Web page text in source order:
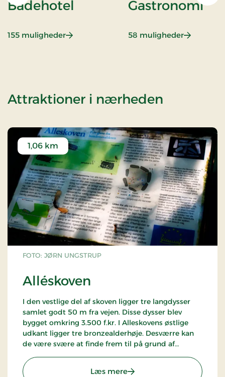
Badehotel
155 muligheder: Badehotel
Gastronomi
58 muligheder:
Attraktioner i nærheden
FOTO: JØRN UNGSTRUP
Alléskoven
1,06 km
I den vestlige del af skoven ligger tre langdysser
samlet godt 50 m fra vejen. Disse dysser blev
bygget omkring 3.500 f.kr. I Alleskovens østlige
udkant ligger tre bronzealderhøje. Desværre kan
de være svære at finde frem til på grund af
skoven ser man gravhøjene.
Læs mere: Alléskoven